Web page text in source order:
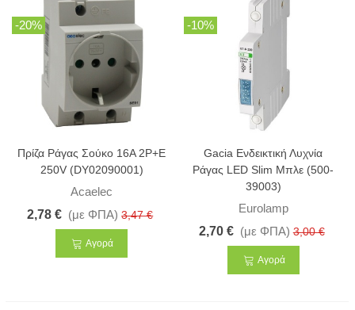
-20%
Πρίζα Ράγας Σούκο 16Α 2P+Ε
250V (DY02090001)
Acaelec
2,78 € (με ΦΠΑ) 3,47 €
Αγορά
-10%
Gacia Ενδεικτική Λυχνία
Ράγας LED Slim Μπλε (500-
39003)
Eurolamp
2,70 € (με ΦΠΑ) 3,00 €
Αγορά